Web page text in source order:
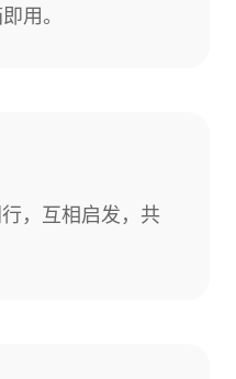
用。
，互相启发，共